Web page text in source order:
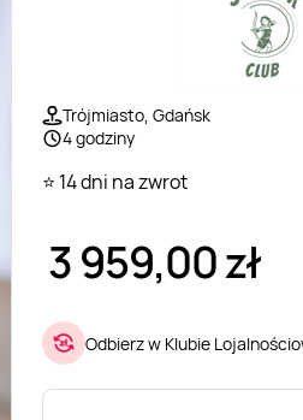
Trójmiasto, Gdańsk
4 godziny
⭐ 14 dni na zwrot
3 959,00zł
Odbierz w Klubie